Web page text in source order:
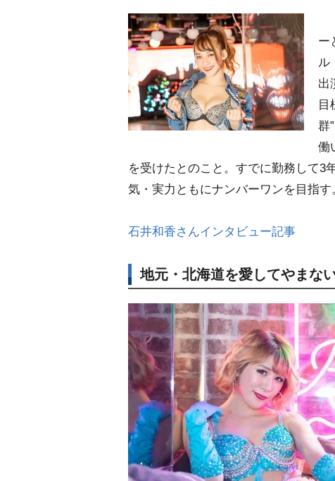
ー
ル
出
目
群
働
を受けたとのこと。すでに勤務して3
気・実力ともにナンバーワンを目指す
石井和香さんインタビュー記事
地元・北海道を愛してやま